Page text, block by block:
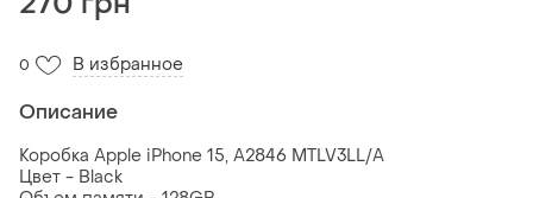
0 В избранное
Описание
Коробка Apple iPhone 15, A2846 MTLV3LL/A
Цвет - Black